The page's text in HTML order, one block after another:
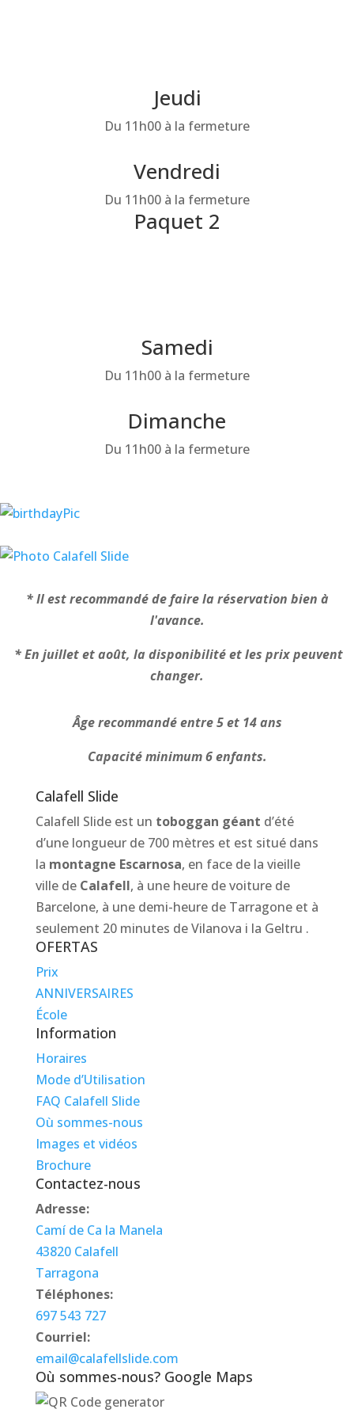
Jeudi
Du 11h00 à la fermeture
Vendredi
Du 11h00 à la fermeture
Paquet 2
Samedi
Du 11h00 à la fermeture
Dimanche
Du 11h00 à la fermeture
* Il est recommandé de faire la réservation bien à
l'avance.
* En juillet et août, la disponibilité et les prix peuvent
changer.
Âge recommandé entre 5 et 14 ans
Capacité minimum 6 enfants.
Calafell Slide
Calafell Slide est un toboggan géant d’été
d’une longueur de 700 mètres et est situé dans
la montagne Escarnosa, en face de la vieille
ville de Calafell, à une heure de voiture de
Barcelone, à une demi-heure de Tarragone et à
seulement 20 minutes de Vilanova i la Geltru .
OFERTAS
Prix
ANNIVERSAIRES
École
Information
Horaires
Mode d’Utilisation
FAQ Calafell Slide
Où sommes-nous
Images et vidéos
Brochure
Contactez-nous
Adresse:
Camí de Ca la Manela
43820 Calafell
Tarragona
Téléphones:
697 543 727
Courriel:
email@calafellslide.com
Où sommes-nous? Google Maps